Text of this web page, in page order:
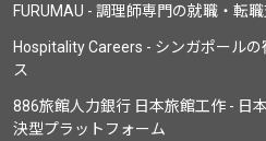
FURUMAU - 調理師専門の就職・転
Hospitality Careers - シンガポール
ス
886旅館人力銀行 日本旅館工作 - 日
決型プラットフォーム